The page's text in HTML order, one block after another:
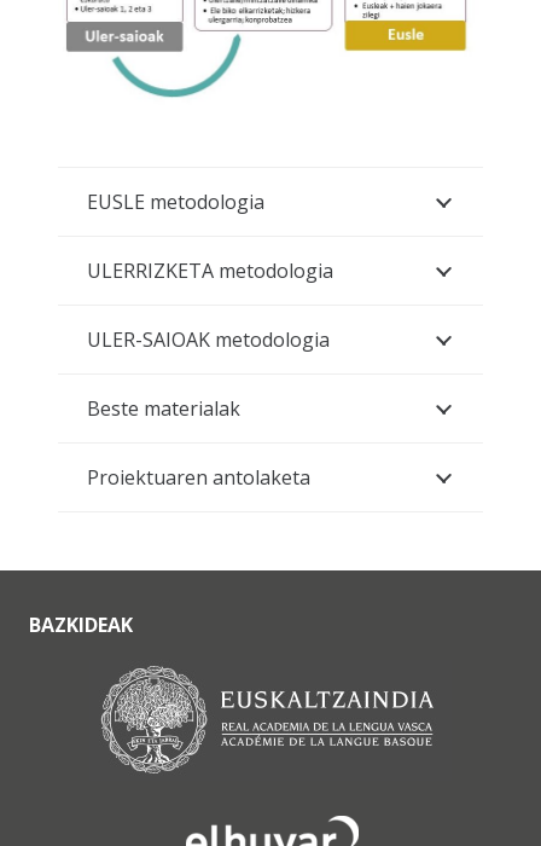
EUSLE metodologia
ULERRIZKETA metodologia
ULER-SAIOAK metodologia
Beste materialak
Proiektuaren antolaketa
BAZKIDEAK